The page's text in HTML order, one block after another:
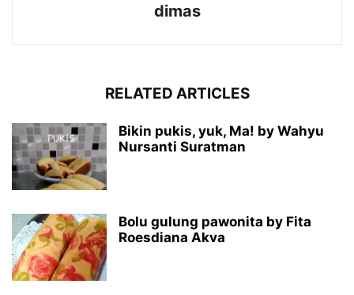
dimas
RELATED ARTICLES
Bikin pukis, yuk, Ma! by Wahyu
Nursanti Suratman
Bolu gulung pawonita by Fita
Roesdiana Akva